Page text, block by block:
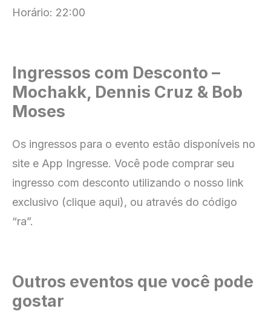
Horário: 22:00
Ingressos com Desconto –
Mochakk, Dennis Cruz & Bob
Moses
Os ingressos para o evento estão disponíveis no
site e App Ingresse. Você pode comprar seu
ingresso com desconto utilizando o nosso link
exclusivo (clique aqui), ou através do código
“ra”.
Outros eventos que você pode
gostar